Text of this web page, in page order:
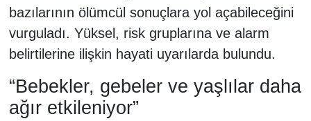
bazılarının ölümcül sonuçlara yol açabileceğini
vurguladı. Yüksel, risk gruplarına ve alarm
belirtilerine ilişkin hayati uyarılarda bulundu.
“Bebekler, gebeler ve yaşlılar daha
ağır etkileniyor”